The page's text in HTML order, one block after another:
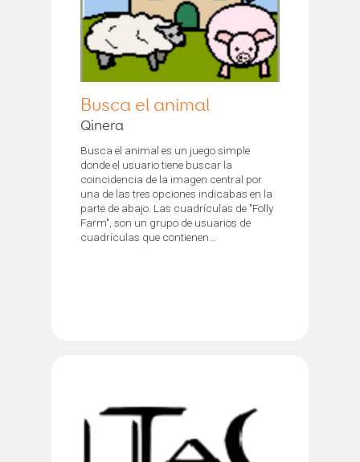
Busca el animal
Qinera
Busca el animal es un juego simple
donde el usuario tiene buscar la
coincidencia de la imagen central por
una de las tres opciones indicabas en la
parte de abajo. Las cuadrículas de "Folly
Farm", son un grupo de usuarios de
cuadrículas que contienen...